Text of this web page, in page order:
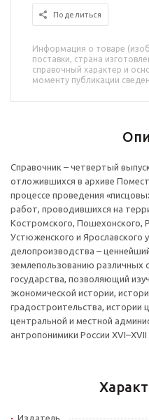
Поделиться
Информация о товаре
поставки, страна
справочный характер и
моменту публикации
Справочник – четвертый
отложившихся в архиве
процессе проведения
работ, проводившихся на
Костромского, Пошехонского,
Устюженского и Ярославского
делопроизводства –
землепользованию различных
государства, позволяющий
экономической истории,
градостроительства, истории
центральной и местной
антропонимики России XVI–XVII
Издатель